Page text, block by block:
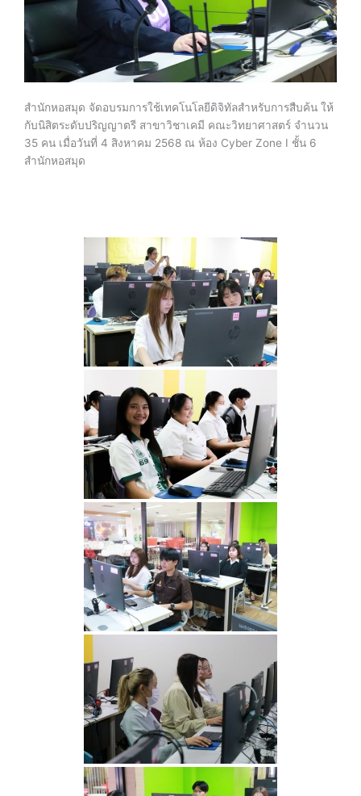
สำนักหอสมุด จัดอบรมการใช้เทคโนโลยีดิจิทัลสำหรับการสืบค้น ให้
กับนิสิตระดับปริญญาตรี สาขาวิชาเคมี คณะวิทยาศาสตร์ จำนวน
35 คน เมื่อวันที่ 4 สิงหาคม 2568 ณ ห้อง Cyber Zone I ชั้น 6
สำนักหอสมุด